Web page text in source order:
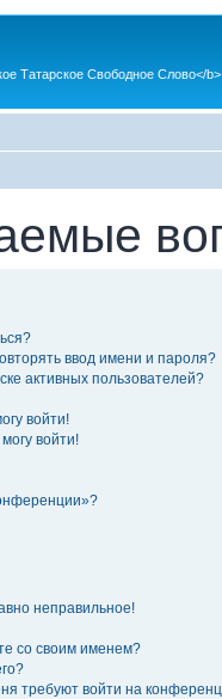
Татарское Свободное Слово</b>
ввод имени и пароля?
активных пользователей?
войти!
войти!
неправильное!
со своим именем?
требуют войти на